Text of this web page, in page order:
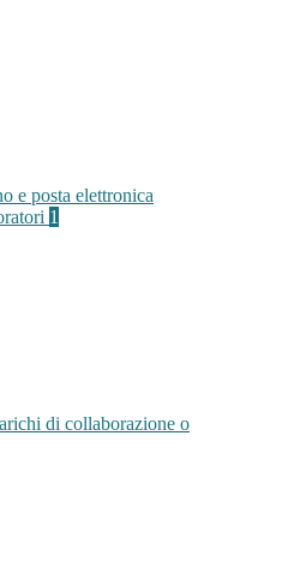
e posta elettronica
1
di collaborazione o